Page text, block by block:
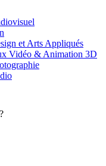
et Arts Appliqués
Vidéo & Animation 3D